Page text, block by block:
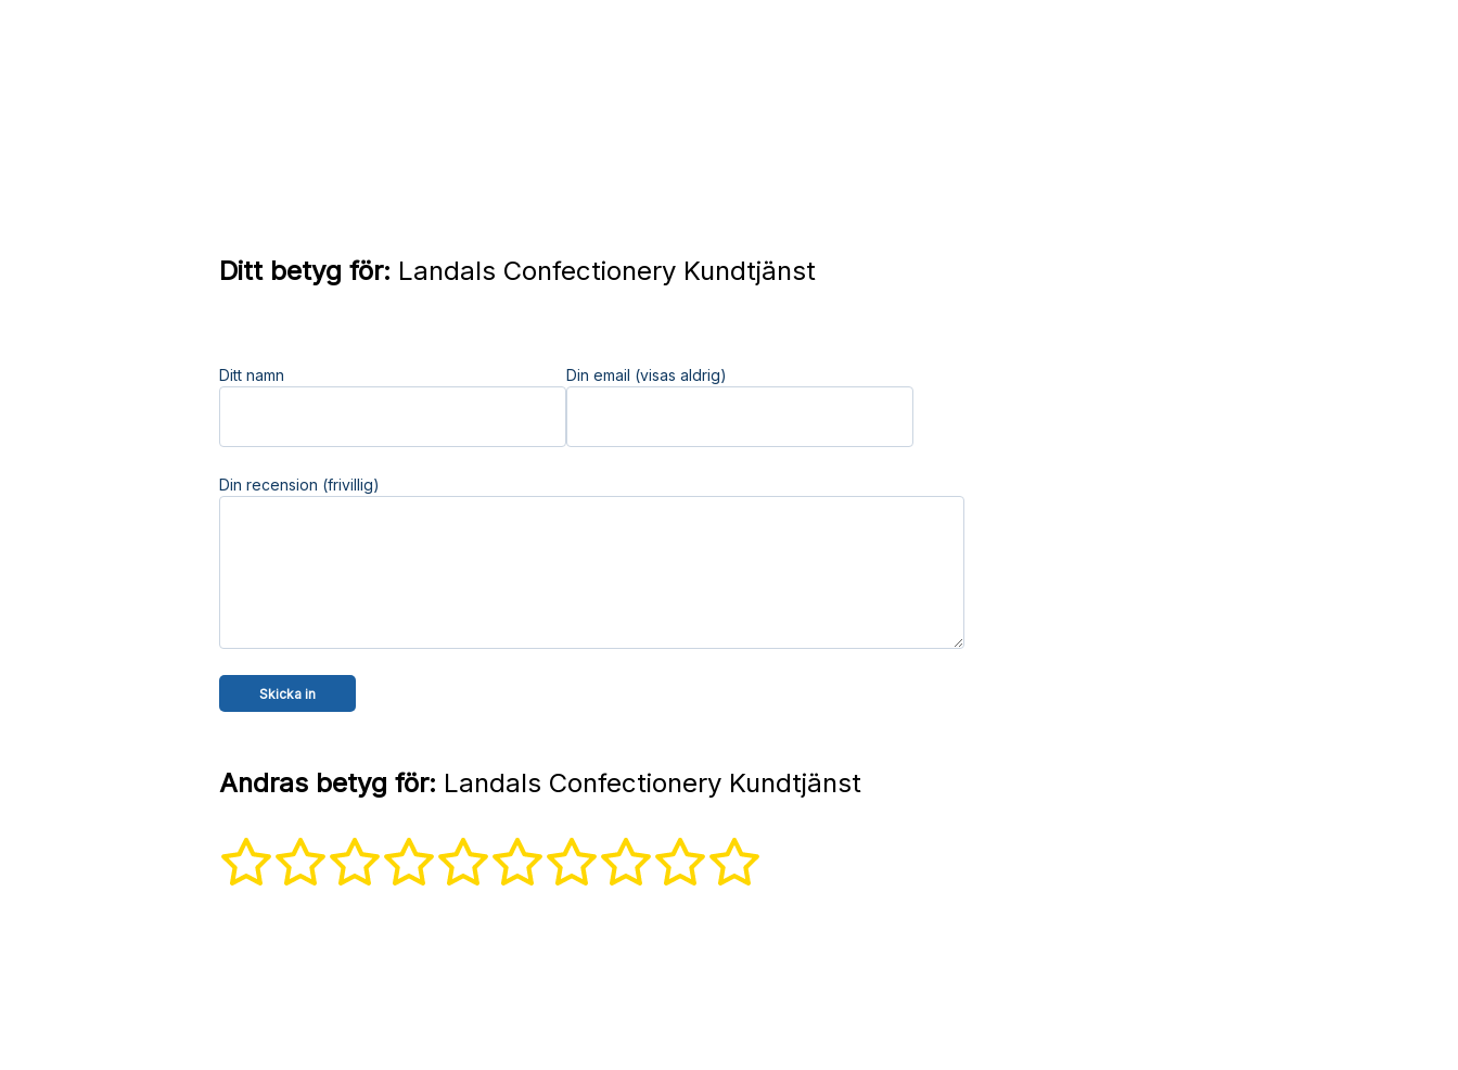
Ditt betyg för: Landals Confectionery Kundtjänst
Ditt namn Din email (visas aldrig)
Din recension (frivillig)
Andras betyg för: Landals Confectionery Kundtjänst